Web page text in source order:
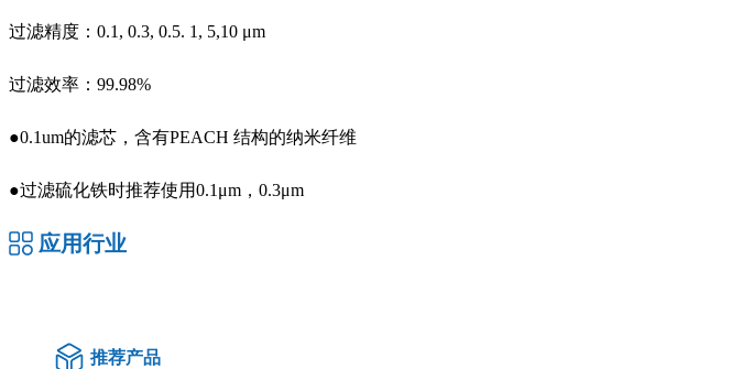
过滤精度：0.1, 0.3, 0.5. 1, 5,10 μm
过滤效率：99.98%
●0.1um的滤芯，含有PEACH 结构的纳米纤维
●过滤硫化铁时推荐使用0.1μm，0.3μm
应用行业
推荐产品